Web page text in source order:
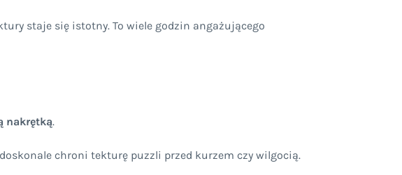
staje się istotny. To wiele godzin angażującego
nakrętką.
chroni tekturę puzzli przed kurzem czy wilgocią.